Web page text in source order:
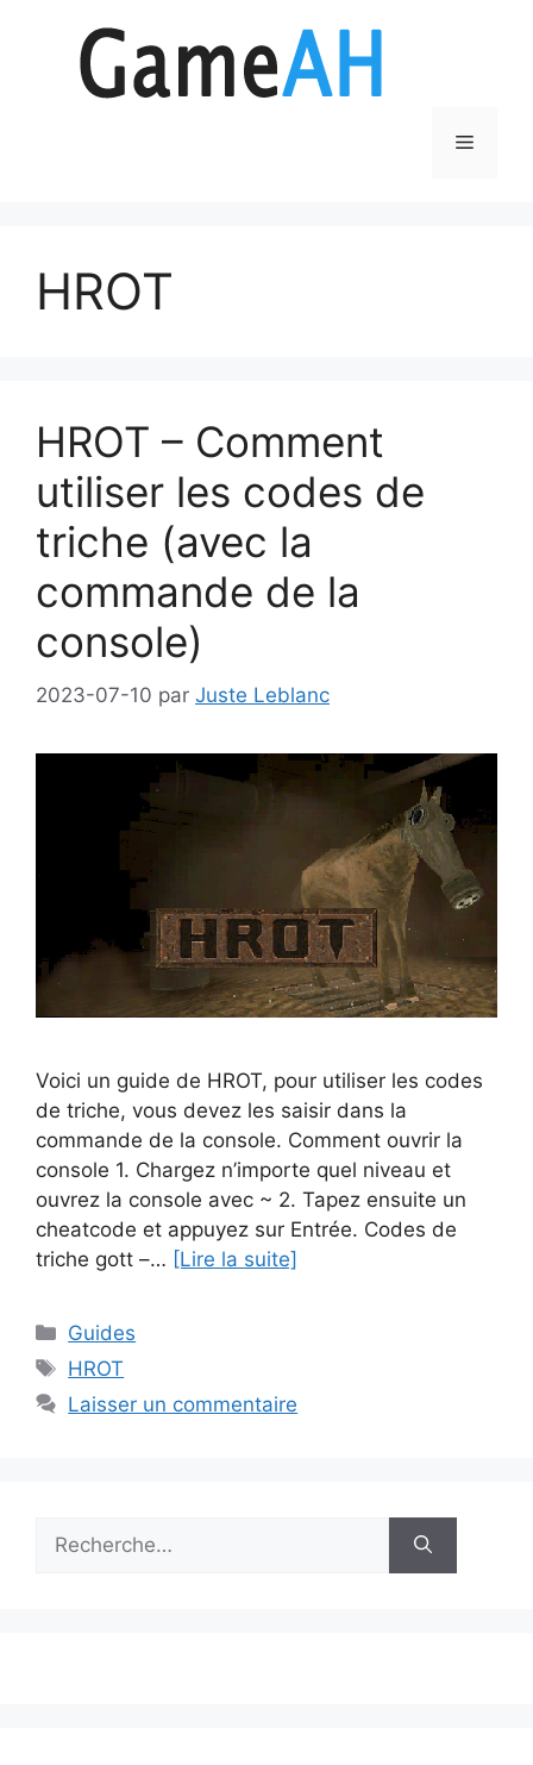
Menu
HROT
HROT – Comment
utiliser les codes de
triche (avec la
commande de la
console)
2023-07-10 par Juste Leblanc
Voici un guide de HROT, pour utiliser les codes
de triche, vous devez les saisir dans la
commande de la console. Comment ouvrir la
console 1. Chargez n’importe quel niveau et
ouvrez la console avec ~ 2. Tapez ensuite un
cheatcode et appuyez sur Entrée. Codes de
triche gott –… [Lire la suite]
Catégories
Guides
Étiquettes
HROT
Laisser un commentaire